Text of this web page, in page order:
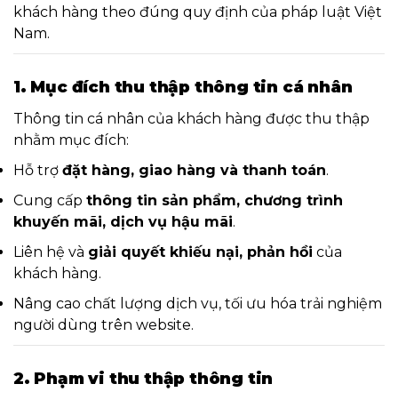
khách hàng theo đúng quy định của pháp luật Việt
Nam.
1. Mục đích thu thập thông tin cá nhân
Thông tin cá nhân của khách hàng được thu thập
nhằm mục đích:
Hỗ trợ đặt hàng, giao hàng và thanh toán.
Cung cấp thông tin sản phẩm, chương trình
khuyến mãi, dịch vụ hậu mãi.
Liên hệ và giải quyết khiếu nại, phản hồi của
khách hàng.
Nâng cao chất lượng dịch vụ, tối ưu hóa trải nghiệm
người dùng trên website.
2. Phạm vi thu thập thông tin